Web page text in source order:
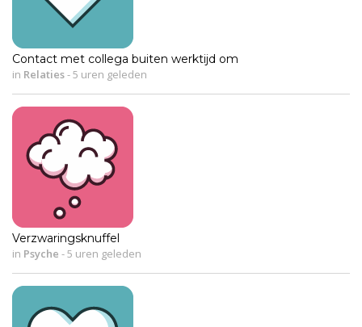
Contact met collega buiten werktijd om
in Relaties-5 uren geleden
Verzwaringsknuffel
in Psyche -5 uren geleden